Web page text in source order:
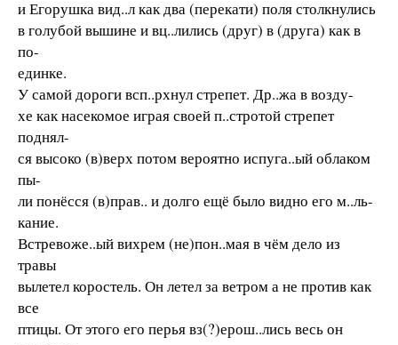
и Егорушка вид..л как два (перекати) поля столкнулись
в голубой вышине и вц..лились (друг) в (друга) как в
по-
единке.
У самой дороги всп..рхнул стрепет. Др..жа в возду-
хе как насекомое играя своей п..стротой стрепет
поднял-
ся высоко (в)верх потом вероятно испуга..ый облаком
пы-
ли понёсся (в)прав.. и долго ещё было видно его м..ль-
кание.
Встревоже..ый вихрем (не)пон..мая в чём дело из
травы
вылетел коростель. Он летел за ветром а не против как
все
птицы. От этого его перья вз(?)ерош..лись весь он